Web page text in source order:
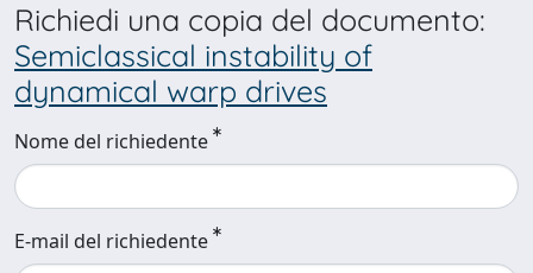
Richiedi una copia del documento:
Semiclassical instability of
dynamical warp drives
Nome del richiedente
E-mail del richiedente